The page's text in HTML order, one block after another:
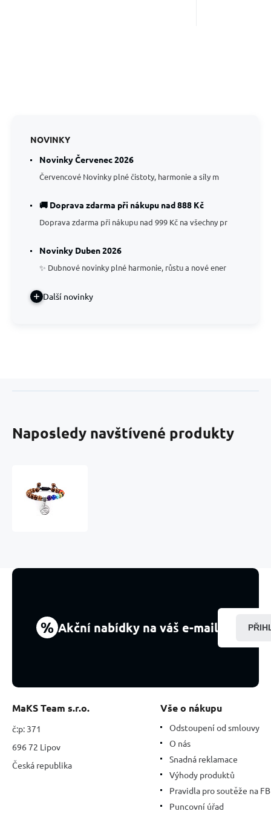
NOVINKY
Novinky Červenec 2026
Červencové Novinky plné čistoty, harmonie a síly m
🚚 Doprava zdarma při nákupu nad 888 Kč
Doprava zdarma při nákupu nad 999 Kč na všechny pr
Novinky Duben 2026
✨ Dubnové novinky plné harmonie, růstu a nové ener
Další novinky
Naposledy navštívené produkty
pletený,
8
mm
% Akční nabídky na váš e-mail
MaKS Team s.r.o.
č:p: 371
696 72 Lipov
Česká republika
Vše o nákupu
Odstoupení od smlouvy
O nás
Snadná reklamace
Výhody produktů
Pravidla pro soutěže na FB
Puncovní úřad